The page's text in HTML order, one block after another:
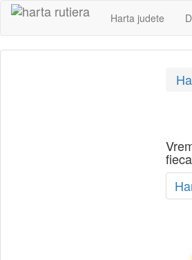
Harta judete